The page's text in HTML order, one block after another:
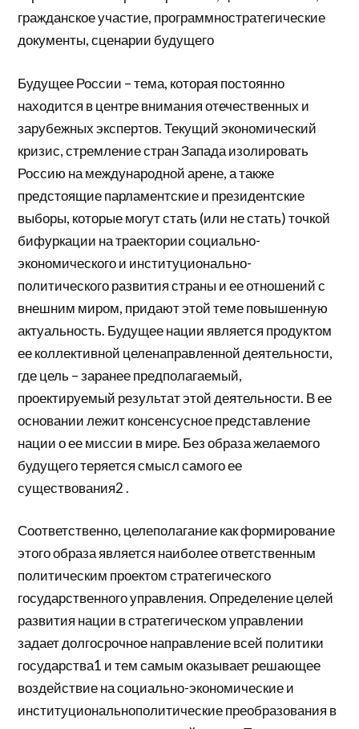
гражданское участие, программностратегические
документы, сценарии будущего
Будущее России – тема, которая постоянно
находится в центре внимания отечественных и
зарубежных экспертов. Текущий экономический
кризис, стремление стран Запада изолировать
Россию на международной арене, а также
предстоящие парламентские и президентские
выборы, которые могут стать (или не стать) точкой
бифуркации на траектории социально-
экономического и институционально-
политического развития страны и ее отношений с
внешним миром, придают этой теме повышенную
актуальность. Будущее нации является продуктом
ее коллективной целенаправленной деятельности,
где цель – заранее предполагаемый,
проектируемый результат этой деятельности. В ее
основании лежит консенсусное представление
нации о ее миссии в мире. Без образа желаемого
будущего теряется смысл самого ее
существования2 .
Соответственно, целеполагание как формирование
этого образа является наиболее ответственным
политическим проектом стратегического
государственного управления. Определение целей
развития нации в стратегическом управлении
задает долгосрочное направление всей политики
государства1 и тем самым оказывает решающее
воздействие на социально-экономические и
институциональнополитические преобразования в